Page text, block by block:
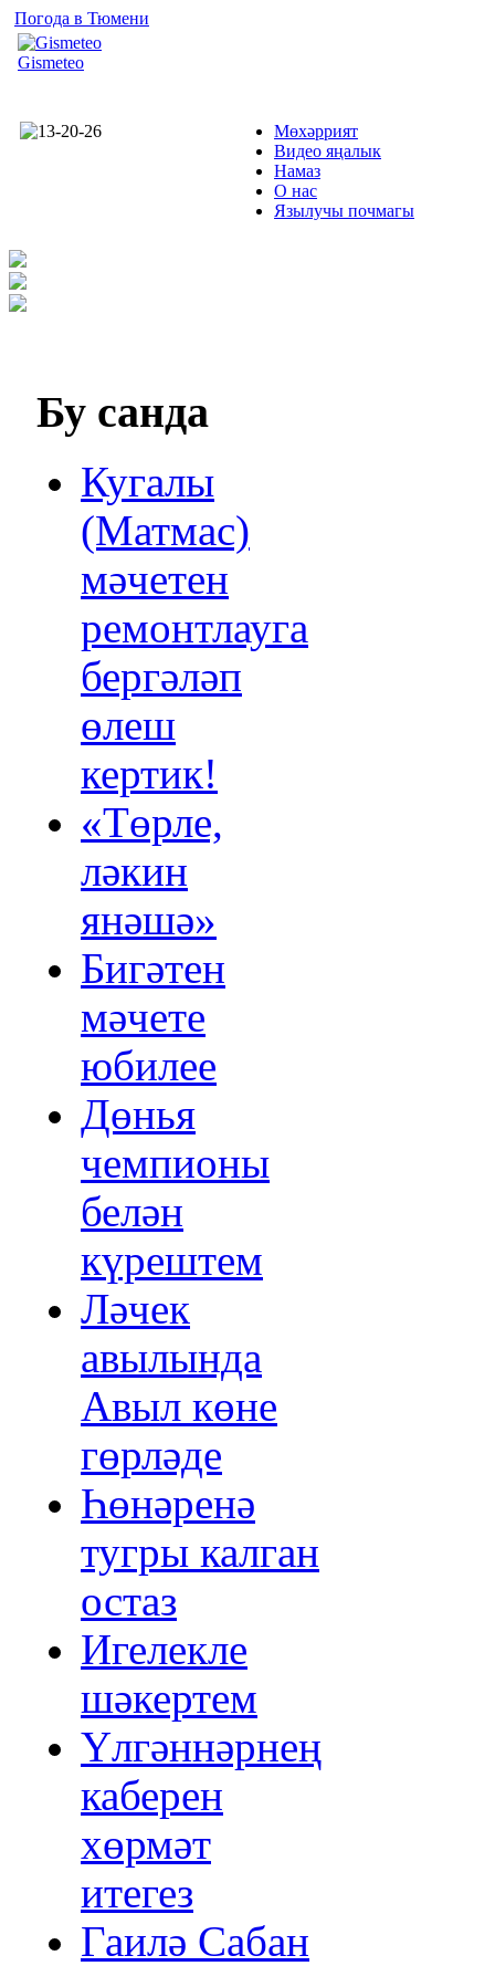
Погода в Тюмени
Gismeteo
Мөхәррият
Видео яңалык
Намаз
О нас
Язылучы почмагы
Бу санда
Кугалы
(Матмас)
мәчетен
ремонтлауга
бергәләп
өлеш
кертик!
«Төрле,
ләкин
янәшә»
Бигәтен
мәчете
юбилее
Дөнья
чемпионы
белән
күрештем
Ләчек
авылында
Авыл көне
гөрләде
Һөнәренә
тугры калган
остаз
Игелекле
шәкертем
Үлгәннәрнең
каберен
хөрмәт
итегез
Гаилә Сабан